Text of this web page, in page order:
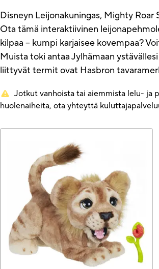
Disneyn Leijonakuningas, Mighty
Ota tämä interaktiivinen
kilpaa – kumpi karjaisee kovempaa?
Muista toki antaa Jylhämaan
liittyvät termit ovat Hasbron
Jotkut vanhoista tai aiemmista lelu- ja
huolenaiheita, ota yhteyttä